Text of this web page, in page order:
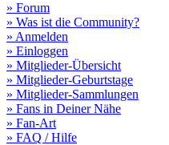
» Forum
» Was ist die Community?
» Anmelden
» Einloggen
» Mitglieder-Übersicht
» Mitglieder-Geburtstage
» Mitglieder-Sammlungen
» Fans in Deiner Nähe
» Fan-Art
» FAQ / Hilfe